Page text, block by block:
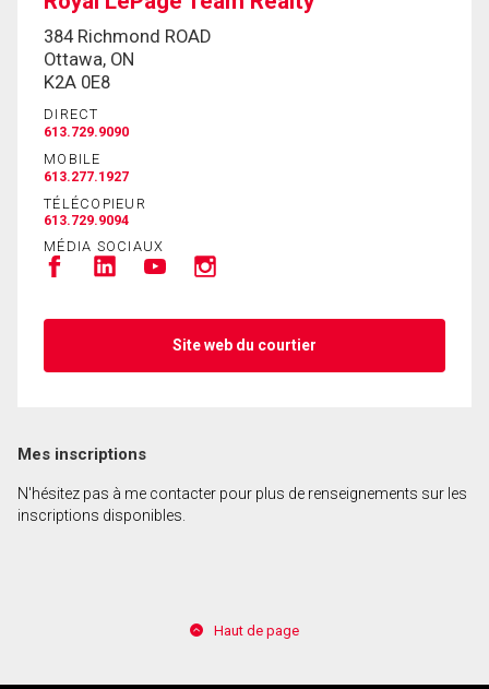
384 Richmond ROAD
Ottawa, ON
K2A 0E8
DIRECT
613.729.9090
MOBILE
613.277.1927
TÉLÉCOPIEUR
613.729.9094
MÉDIA SOCIAUX
Site web du courtier
Mes inscriptions
N'hésitez pas à me contacter pour plus de renseignements sur les
inscriptions disponibles.
Haut de page